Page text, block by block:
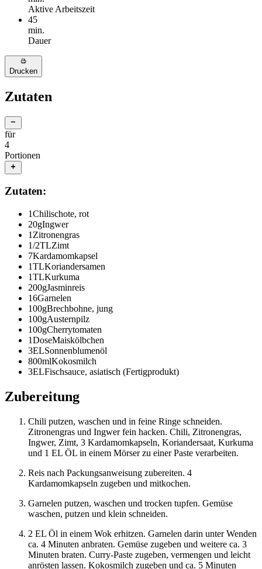
Aktive Arbeitszeit
45
min.
Dauer
Drucken
Zutaten
für
4
Portionen
Zutaten:
1Chilischote, rot
20gIngwer
1 Zitronengras
1/2TLZimt
7Kardamomkapsel
1TLKoriandersamen
1TLKurkuma
200gJasminreis
16Garnelen
100gBrechbohne, jung
100gAusternpilz
100gCherrytomaten
1DoseMaiskölbchen
3ELSonnenblumenöl
800mlKokosmilch
3ELFischsauce, asiatisch (Fertigprodukt)
Zubereitung
Chili putzen, waschen und in feine Ringe schneiden.
Zitronengras und Ingwer fein hacken. Chili, Zitronengras,
Ingwer, Zimt, 3 Kardamomkapseln, Koriandersaat, Kurkuma
und 1 EL ÖL in einem Mörser zu einer Paste verarbeiten.
Reis nach Packungsanweisung zubereiten. 4
Kardamomkapseln zugeben und mitkochen.
Garnelen putzen, waschen und trocken tupfen. Gemüse
waschen, putzen und klein schneiden.
2 EL Öl in einem Wok erhitzen. Garnelen darin unter Wenden
ca. 4 Minuten anbraten. Gemüse zugeben und weitere ca. 3
Minuten braten. Curry-Paste zugeben, vermengen und leicht
anrösten lassen. Kokosmilch zugeben und ca. 5 Minuten